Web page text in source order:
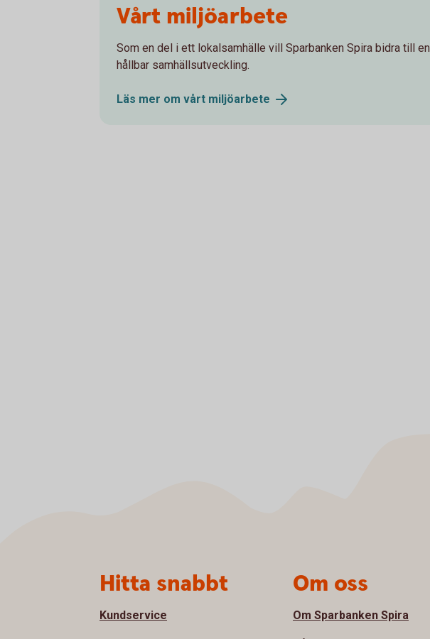
Vårt miljöarbete
Som en del i ett lokalsamhälle vill Sparbanken Spira bidra till en
hållbar samhällsutveckling.
Läs mer om vårt miljöarbete
Hitta snabbt
Kundservice
Om oss
Om Sparbanken Spira